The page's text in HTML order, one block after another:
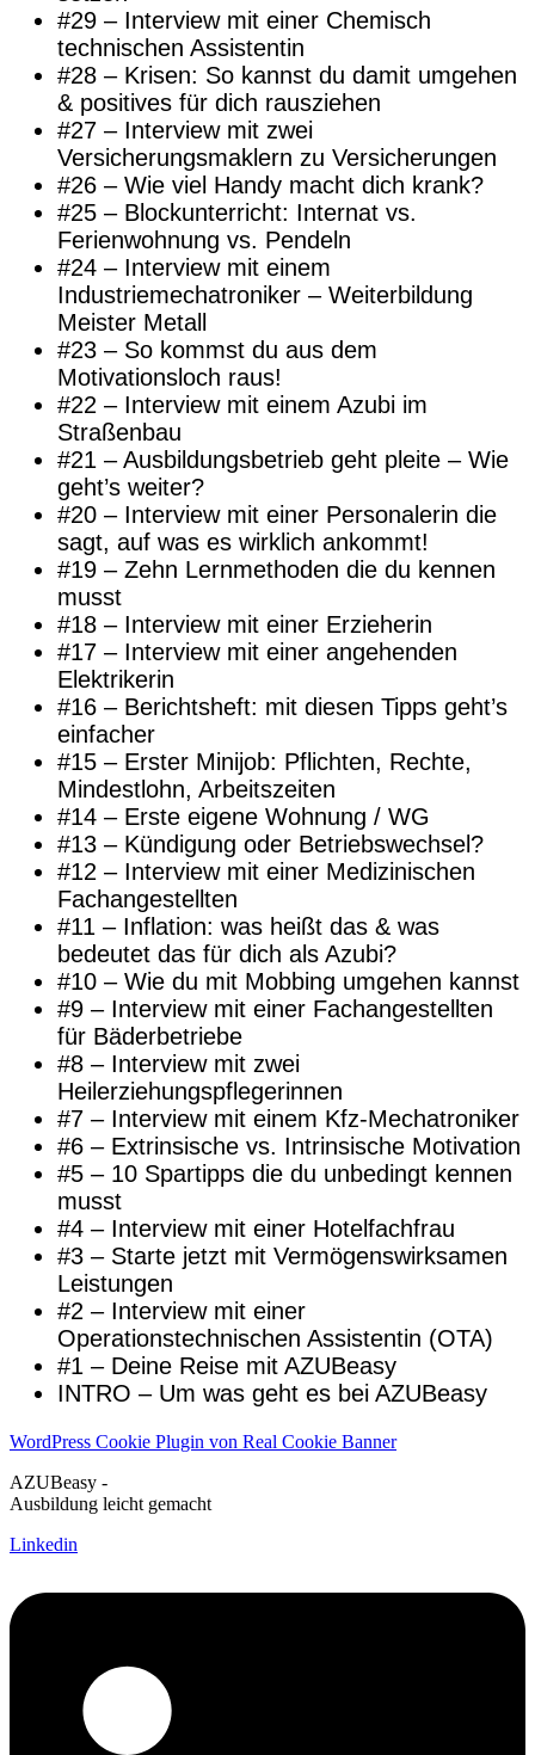
#29 – Interview mit einer Chemisch
technischen Assistentin
#28 – Krisen: So kannst du damit umgehen
& positives für dich rausziehen
#27 – Interview mit zwei
Versicherungsmaklern zu Versicherungen
#26 – Wie viel Handy macht dich krank?
#25 – Blockunterricht: Internat vs.
Ferienwohnung vs. Pendeln
#24 – Interview mit einem
Industriemechatroniker – Weiterbildung
Meister Metall
#23 – So kommst du aus dem
Motivationsloch raus!
#22 – Interview mit einem Azubi im
Straßenbau
#21 – Ausbildungsbetrieb geht pleite – Wie
geht’s weiter?
#20 – Interview mit einer Personalerin die
sagt, auf was es wirklich ankommt!
#19 – Zehn Lernmethoden die du kennen
musst
#18 – Interview mit einer Erzieherin
#17 – Interview mit einer angehenden
Elektrikerin
#16 – Berichtsheft: mit diesen Tipps geht’s
einfacher
#15 – Erster Minijob: Pflichten, Rechte,
Mindestlohn, Arbeitszeiten
#14 – Erste eigene Wohnung / WG
#13 – Kündigung oder Betriebswechsel?
#12 – Interview mit einer Medizinischen
Fachangestellten
#11 – Inflation: was heißt das & was
bedeutet das für dich als Azubi?
#10 – Wie du mit Mobbing umgehen kannst
#9 – Interview mit einer Fachangestellten
für Bäderbetriebe
#8 – Interview mit zwei
Heilerziehungspflegerinnen
#7 – Interview mit einem Kfz-Mechatroniker
#6 – Extrinsische vs. Intrinsische Motivation
#5 – 10 Spartipps die du unbedingt kennen
musst
#4 – Interview mit einer Hotelfachfrau
#3 – Starte jetzt mit Vermögenswirksamen
Leistungen
#2 – Interview mit einer
Operationstechnischen Assistentin (OTA)
#1 – Deine Reise mit AZUBeasy
INTRO – Um was geht es bei AZUBeasy
WordPress Cookie Plugin von Real Cookie Banner
AZUBeasy -
Ausbildung leicht gemacht
Linkedin